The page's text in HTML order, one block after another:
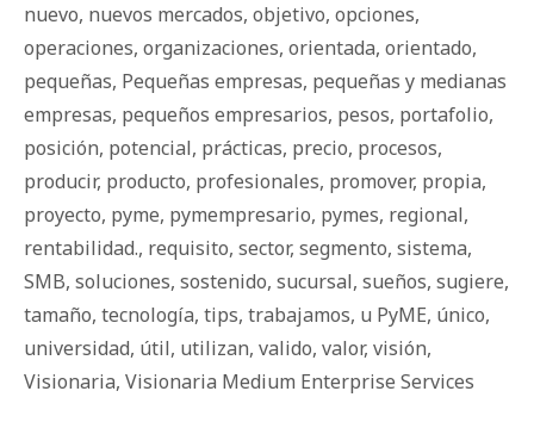
nuevo, nuevos mercados, objetivo, opciones,
operaciones, organizaciones, orientada, orientado,
pequeñas, Pequeñas empresas, pequeñas y medianas
empresas, pequeños empresarios, pesos, portafolio,
posición, potencial, prácticas, precio, procesos,
producir, producto, profesionales, promover, propia,
proyecto, pyme, pymempresario, pymes, regional,
rentabilidad., requisito, sector, segmento, sistema,
SMB, soluciones, sostenido, sucursal, sueños, sugiere,
tamaño, tecnología, tips, trabajamos, u PyME, único,
universidad, útil, utilizan, valido, valor, visión,
Visionaria, Visionaria Medium Enterprise Services